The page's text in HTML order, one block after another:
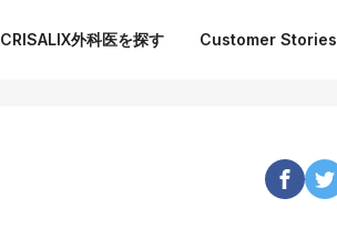
CRISALIX外科医を探す Customer Stories